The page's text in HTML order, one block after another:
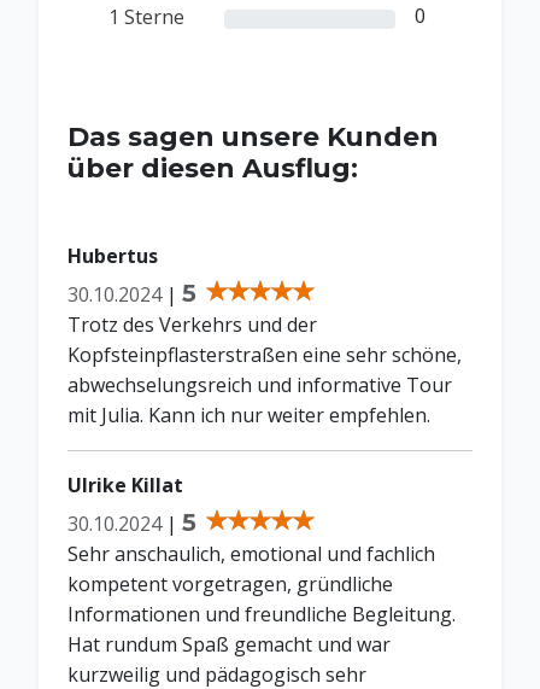
1 Sterne 0
Das sagen unsere Kunden
über diesen Ausflug:
Hubertus
30.10.2024| 5
Trotz des Verkehrs und der
Kopfsteinpflasterstraßen eine sehr schöne,
abwechselungsreich und informative Tour
mit Julia. Kann ich nur weiter empfehlen.
Ulrike Killat
30.10.2024| 5
Sehr anschaulich, emotional und fachlich
kompetent vorgetragen, gründliche
Informationen und freundliche Begleitung.
Hat rundum Spaß gemacht und war
kurzweilig und pädagogisch sehr